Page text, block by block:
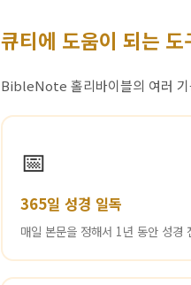
큐티에 도움이 되는 도
BibleNote 홀리바이블의 여러 기
📅
365일 성경 일독
매일 본문을 정해서 1년 동안 성경